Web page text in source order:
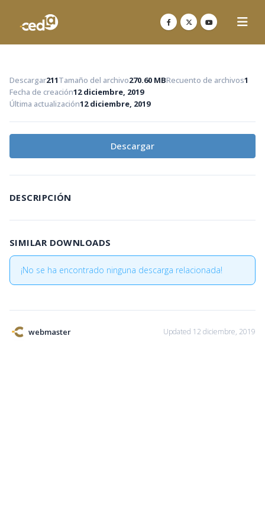
Descargar211Tamaño del archivo270.60 MBRecuento de archivos1
Fecha de creación12 diciembre, 2019
Última actualización12 diciembre, 2019
Descargar
DESCRIPCIÓN
SIMILAR DOWNLOADS
¡No se ha encontrado ninguna descarga relacionada!
webmaster Updated 12 diciembre, 2019